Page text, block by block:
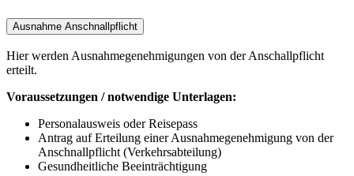
Ausnahme Anschnallpflicht
Hier werden Ausnahmegenehmigungen von der Anschallpflicht
erteilt.
Voraussetzungen / notwendige Unterlagen:
Personalausweis oder Reisepass
Antrag auf Erteilung einer Ausnahmegenehmigung von der
Anschnallpflicht (Verkehrsabteilung)
Gesundheitliche Beeinträchtigung